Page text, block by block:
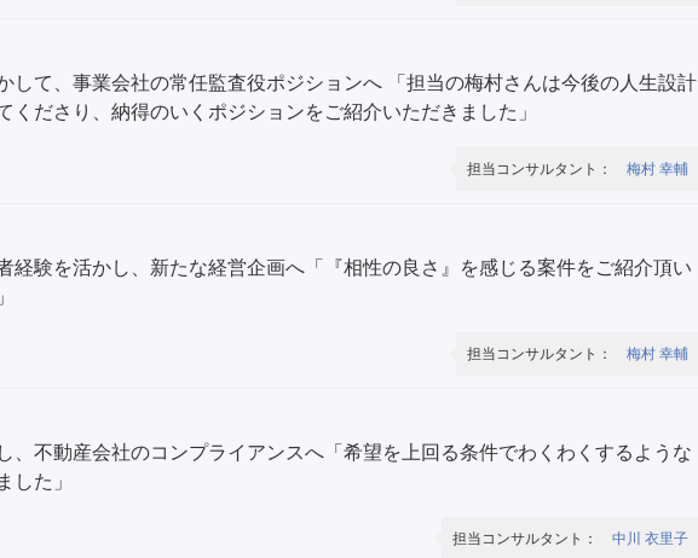
して、事業会社の常任監査役ポジションへ 「担当の梅村さんは今後の人生設計
くださり、納得のいくポジションをご紹介いただきました」
担当コンサルタント： 梅村 幸輔
経験を活かし、新たな経営企画へ「『相性の良さ』を感じる案件をご紹介頂い
担当コンサルタント： 梅村 幸輔
、不動産会社のコンプライアンスへ「希望を上回る条件でわくわくするような
した」
担当コンサルタント： 中川 衣里子